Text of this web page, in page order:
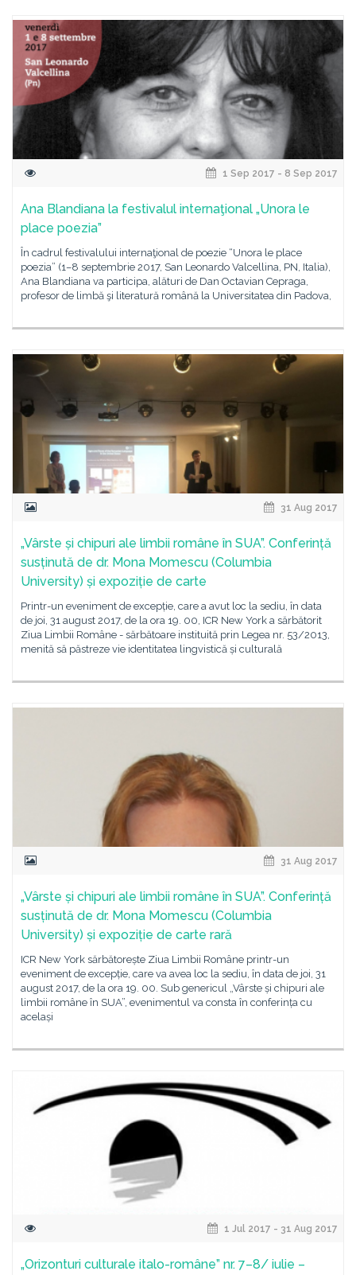
1 Sep 2017 - 8 Sep 2017
Ana Blandiana la festivalul internaţional „Unora le
place poezia”
În cadrul festivalului internaţional de poezie “Unora le place
poezia” (1–8 septembrie 2017, San Leonardo Valcellina, PN, Italia),
Ana Blandiana va participa, alături de Dan Octavian Cepraga,
profesor de limbă şi literatură română la Universitatea din Padova,
31 Aug 2017
„Vârste și chipuri ale limbii române în SUA”. Conferință
susținută de dr. Mona Momescu (Columbia
University) și expoziție de carte
Printr-un eveniment de excepție, care a avut loc la sediu, în data
de joi, 31 august 2017, de la ora 19. 00, ICR New York a sărbătorit
Ziua Limbii Române - sărbătoare instituită prin Legea nr. 53/2013,
menită să păstreze vie identitatea lingvistică și culturală
31 Aug 2017
„Vârste și chipuri ale limbii române în SUA”. Conferință
susținută de dr. Mona Momescu (Columbia
University) și expoziție de carte rară
ICR New York sărbătorește Ziua Limbii Române printr-un
eveniment de excepție, care va avea loc la sediu, în data de joi, 31
august 2017, de la ora 19. 00. Sub genericul „Vârste și chipuri ale
limbii române în SUA”, evenimentul va consta în conferința cu
același
1 Jul 2017 - 31 Aug 2017
„Orizonturi culturale italo-române” nr. 7–8/ iulie –